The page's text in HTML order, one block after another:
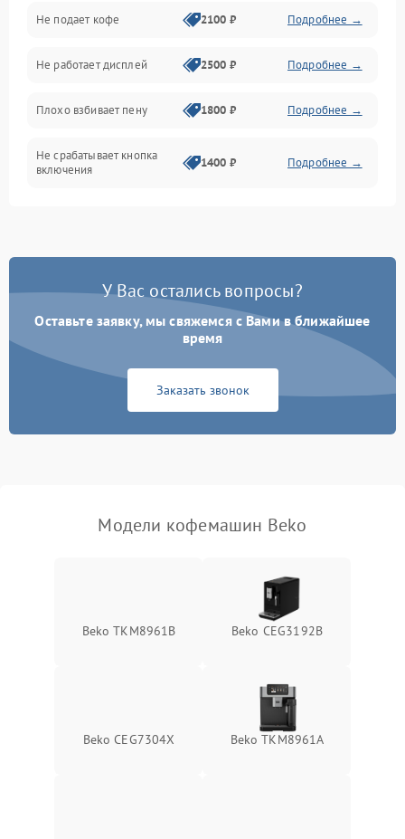
Проблемы с капучинатором и паром
Управление и электроника
Программное обеспечение
Не подает кофе 2100 ₽ Подробнее →
Не работает дисплей 2500 ₽ Подробнее →
Плохо взбивает пену 1800 ₽ Подробнее →
Не срабатывает кнопка
включения
1400 ₽ Подробнее →
Постоянные сбои в работе 1500 ₽ Подробнее →
У Вас остались вопросы?
Оставьте заявку, мы свяжемся с Вами в ближайшее
время
Заказать звонок
Модели кофемашин Beko
Beko TKM8961B Beko CEG3192B
Beko CEG7304X Beko TKM8961A